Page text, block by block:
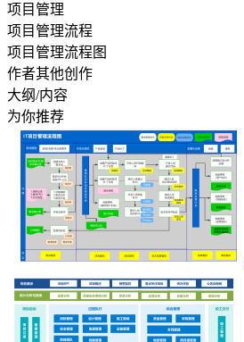
项目管理
项目管理流程
项目管理流程图
作者其他创作
大纲/内容
为你推荐